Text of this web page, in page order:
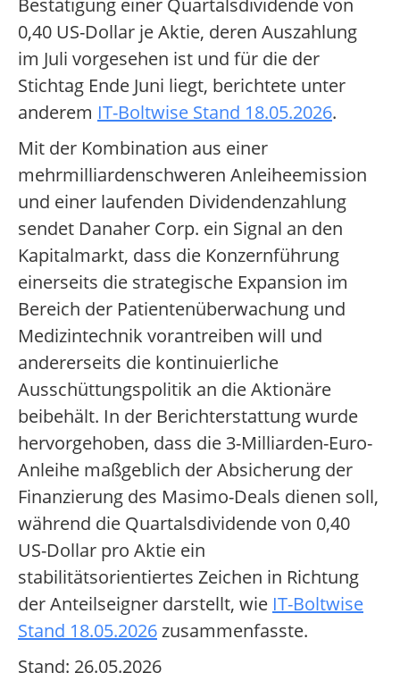
Bestätigung einer Quartalsdividende von
0,40 US-Dollar je Aktie, deren Auszahlung
im Juli vorgesehen ist und für die der
Stichtag Ende Juni liegt, berichtete unter
anderem IT-Boltwise Stand 18.05.2026.
Mit der Kombination aus einer
mehrmilliardenschweren Anleiheemission
und einer laufenden Dividendenzahlung
sendet Danaher Corp. ein Signal an den
Kapitalmarkt, dass die Konzernführung
einerseits die strategische Expansion im
Bereich der Patientenüberwachung und
Medizintechnik vorantreiben will und
andererseits die kontinuierliche
Ausschüttungspolitik an die Aktionäre
beibehält. In der Berichterstattung wurde
hervorgehoben, dass die 3-Milliarden-Euro-
Anleihe maßgeblich der Absicherung der
Finanzierung des Masimo-Deals dienen soll,
während die Quartalsdividende von 0,40
US-Dollar pro Aktie ein
stabilitätsorientiertes Zeichen in Richtung
der Anteilseigner darstellt, wie IT-Boltwise
Stand 18.05.2026zusammenfasste.
Stand: 26.05.2026